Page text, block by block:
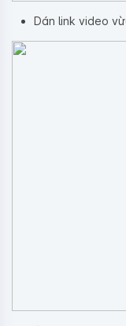
Dán link video